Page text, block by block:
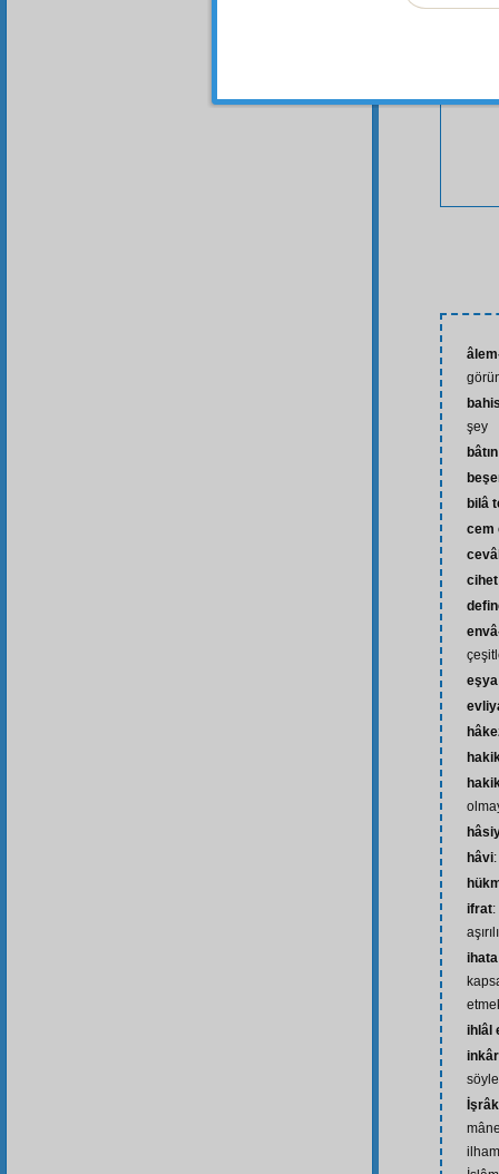
şey
bâtın
bilâ
cem
cihet
eşya
hâvi
ifrat
ihlâl
inkâr